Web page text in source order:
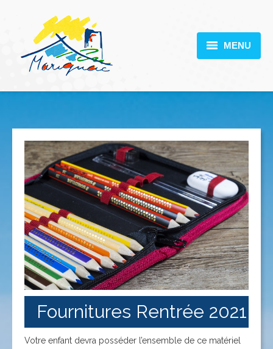
MENU
VIE PRATIQUE
SCOLARITÉ
ACTUALITÉS
CONTACT
Fournitures Rentrée 2021
Votre enfant devra posséder l’ensemble de ce matériel